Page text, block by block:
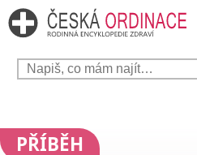
PŘÍBĚH